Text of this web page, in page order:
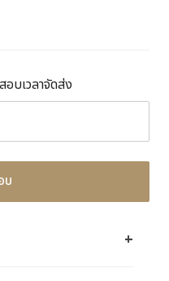
บเวลาจัดส่ง
บ